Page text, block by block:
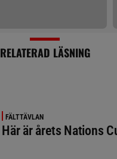
RELATERAD LÄSNING
FÄLTTÄVLAN
Här är årets Nations